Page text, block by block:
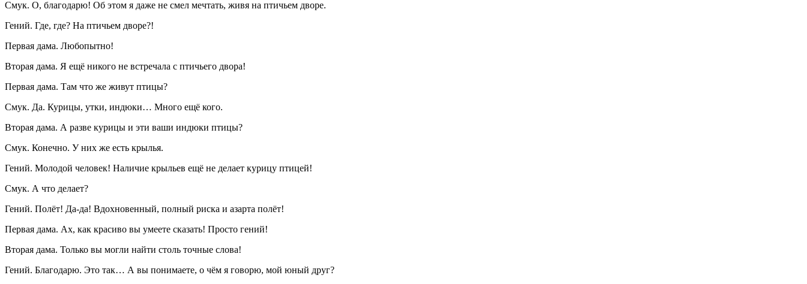
Смук. О, благодарю! Об этом я даже не смел мечтать, живя на птичьем дворе.
Гений. Где, где? На птичьем дворе?!
Первая дама. Любопытно!
Вторая дама. Я ещё никого не встречала с птичьего двора!
Первая дама. Там что же живут птицы?
Смук. Да. Курицы, утки, индюки… Много ещё кого.
Вторая дама. А разве курицы и эти ваши индюки птицы?
Смук. Конечно. У них же есть крылья.
Гений. Молодой человек! Наличие крыльев ещё не делает курицу птицей!
Смук. А что делает?
Гений. Полёт! Да-да! Вдохновенный, полный риска и азарта полёт!
Первая дама. Ах, как красиво вы умеете сказать! Просто гений!
Вторая дама. Только вы могли найти столь точные слова!
Гений. Благодарю. Это так… А вы понимаете, о чём я говорю, мой юный друг?